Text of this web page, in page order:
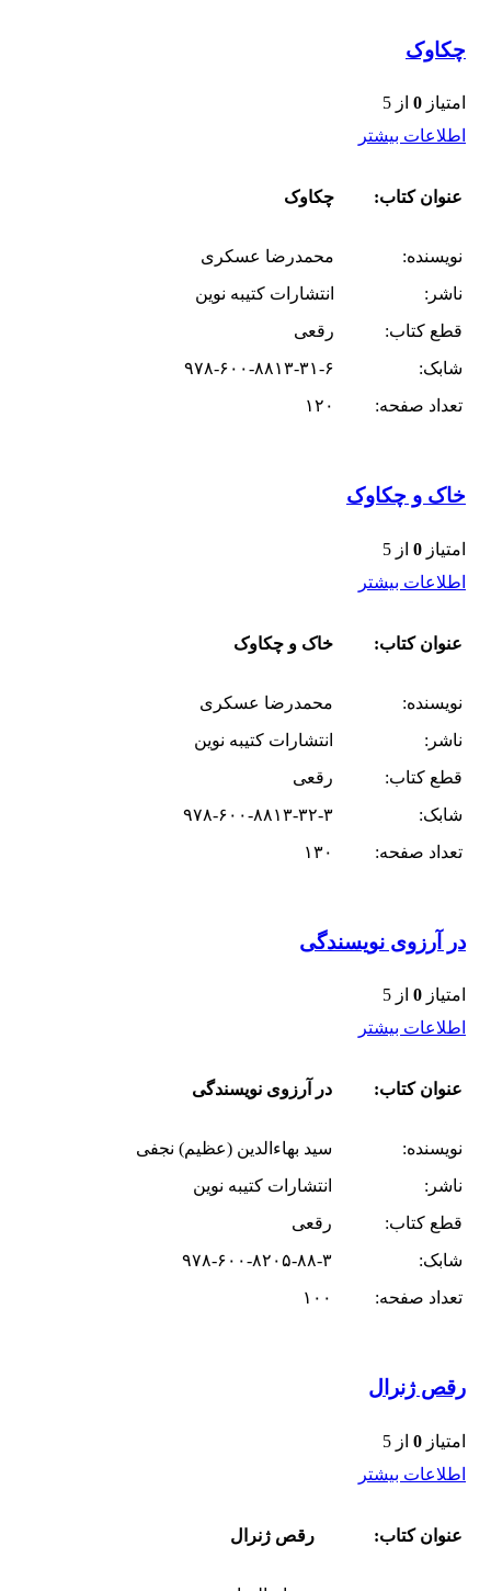
چکاوک
امتیاز 0 از 5
اطلاعات بیشتر
عنوان کتاب: چکاوک
نویسنده:
محمدرضا عسکری
ناشر:
انتشارات کتیبه نوین
قطع کتاب:
رقعی
شابک:
۹۷۸-۶۰۰-۸۸۱۳-۳۱-۶
تعداد صفحه:
۱۲۰
خاک و چکاوک
امتیاز 0 از 5
اطلاعات بیشتر
عنوان کتاب: خاک و چکاوک
نویسنده:
محمدرضا عسکری
ناشر:
انتشارات کتیبه نوین
قطع کتاب:
رقعی
شابک:
۹۷۸-۶۰۰-۸۸۱۳-۳۲-۳
تعداد صفحه:
۱۳۰
در آرزوی نویسندگی
امتیاز 0 از 5
اطلاعات بیشتر
عنوان کتاب: در آرزوی نویسندگی
نویسنده:
سید بهاءالدین (عظیم) نجفی
ناشر:
انتشارات کتیبه نوین
قطع کتاب:
رقعی
شابک:
۹۷۸-۶۰۰-۸۲۰۵-۸۸-۳
تعداد صفحه:
۱۰۰
رقص ژنرال
امتیاز 0 از 5
اطلاعات بیشتر
عنوان کتاب: رقص ژنرال